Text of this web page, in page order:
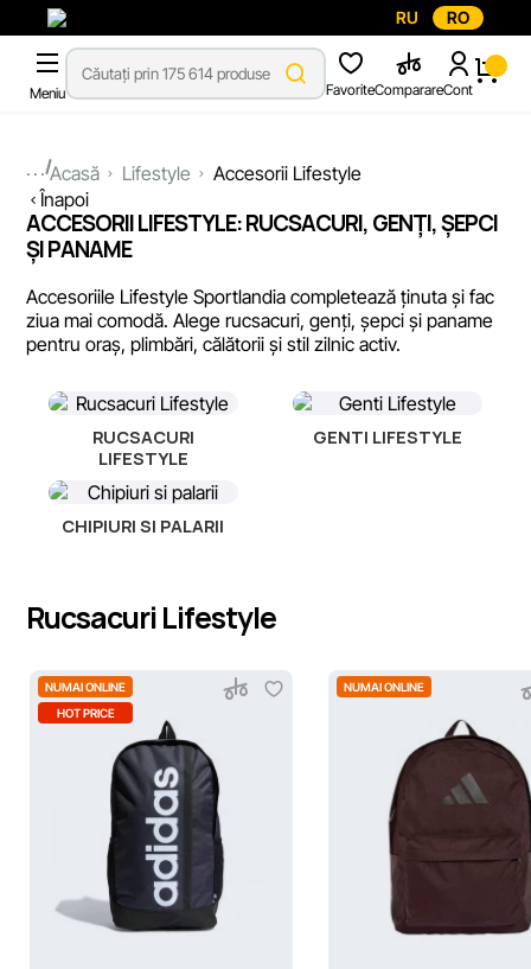
RU RO
Meniu FavoriteComparareCont
...Acasă Lifestyle
Accesorii Lifestyle
Înapoi
ACCESORII LIFESTYLE: RUCSACURI, GENȚI, ȘEPCI
ȘI PANAME
Accesoriile Lifestyle Sportlandia completează ținuta și fac
ziua mai comodă. Alege rucsacuri, genți, șepci și paname
pentru oraș, plimbări, călătorii și stil zilnic activ.
RUCSACURI
LIFESTYLE
GENTI LIFESTYLE
CHIPIURI SI PALARII
Rucsacuri Lifestyle
NUMAI ONLINE
HOT PRICE
NUMAI ONLINE